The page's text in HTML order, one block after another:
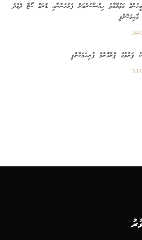
މަޢުލޫމާތު ހިއްސާކުރުމަށް ފުލުހުންނާއި ޑްރަގް ކޯޓާ ދެމެދު
04/
ފަރުވާގެ ޕްރޮގްރާމް ފުރިހަމަކޮށްފި
31/